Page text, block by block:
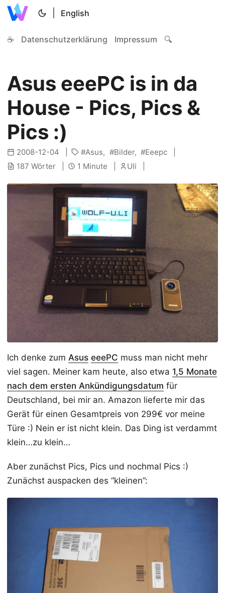
English
☕ Datenschutzerklärung Impressum 🔍
Asus eeePC is in da
House - Pics, Pics &
Pics :)
2008-12-04 Asus Bilder
Eeepc
187 Wörter
1 Minute Uli
Ich denke zum Asus eeePC muss man nicht mehr
viel sagen. Meiner kam heute, also etwa 1,5 Monate
nach dem ersten Ankündigungsdatum für
Deutschland, bei mir an. Amazon lieferte mir das
Gerät für einen Gesamtpreis von 299€ vor meine
Türe :) Nein er ist nicht klein. Das Ding ist verdammt
klein…zu klein…
Aber zunächst Pics, Pics und nochmal Pics :)
Zunächst auspacken des “kleinen”: